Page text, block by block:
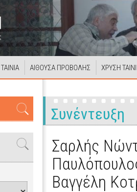
ΑΙΘΟΥΣΑ ΠΡΟΒΟΛΗΣ ΧΡΥΣΗ
Συνέντευξη
Σαρλής
Βαγγέλη